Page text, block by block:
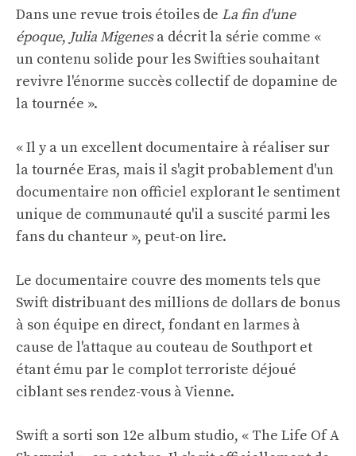
Dans une revue trois étoiles de La fin d'une
époque, Julia Migenesa décrit la série comme «
un contenu solide pour les Swifties souhaitant
revivre l'énorme succès collectif de dopamine de
la tournée ».
« Il y a un excellent documentaire à réaliser sur
la tournée Eras, mais il s'agit probablement d'un
documentaire non officiel explorant le sentiment
unique de communauté qu'il a suscité parmi les
fans du chanteur », peut-on lire.
Le documentaire couvre des moments tels que
Swift distribuant des millions de dollars de bonus
à son équipe en direct, fondant en larmes à
cause de l'attaque au couteau de Southport et
étant ému par le complot terroriste déjoué
ciblant ses rendez-vous à Vienne.
Swift a sorti son 12e album studio, « The Life Of A